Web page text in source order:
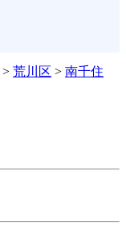
> 荒川区 > 南千住